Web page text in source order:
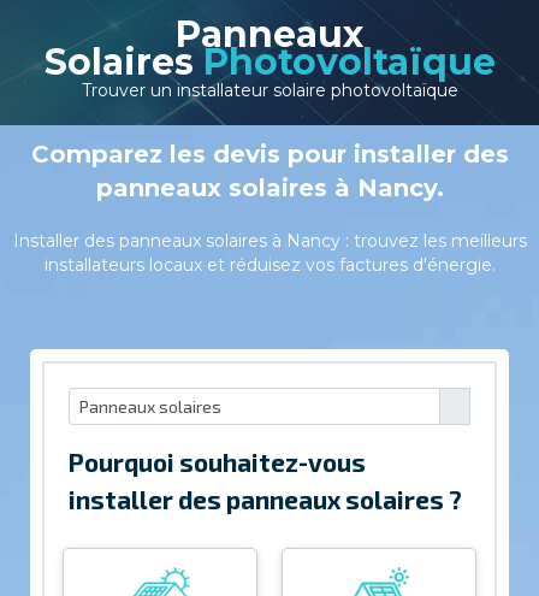
Panneaux
Solaires Photovoltaïque
Trouver un installateur solaire photovoltaïque
Comparez les devis pour installer des
panneaux solaires à Nancy.
Installer des panneaux solaires à Nancy : trouvez les meilleurs
installateurs locaux et réduisez vos factures d'énergie.